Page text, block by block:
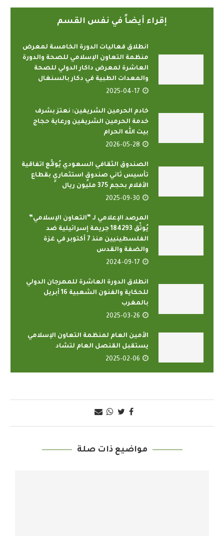
إقراء أيضاً في نفس القسم
انطلاق فعاليات الدورة الخامسة لمعرض
منظمة التعاون الإسلامي للصحة والدورة
العاشرة لمعرض داكار الدولي للصحة
والمعدات الطبية في دكار بالسنغال
2025-04-17
خادم الحرمين الشريفين: نعتز بشرف
خدمة الحرمين الشريفين ورعاية حجاج
بيت الله الحرام
2026-05-28
الصندوق الثقافي السعودي يُوقِّع اتفاقية
تأسيس ثاني صندوقٍ استثماريٍ بقطاع
الأفلام بحجم 375 مليون ريال
2025-09-30
المرصد الإعلامي لـ “التعاون الإسلامي”
يُوثّق 184293 جريمة إسرائيلية ضد
الفلسطينيين منذ 7 أكتوبر في غزة
والضفة والقدس
2024-09-17
انطلاق الدورة العاشرة للمهرجان الدولي
للحكاية والفنون الشعبية 16 أبريل
بالمغرب
2025-03-26
الأمين العام لمنظمة التعاون الإسلامي
يستقبل القنصل العام لتشاد
2025-02-06
مواضيع ذات صلة